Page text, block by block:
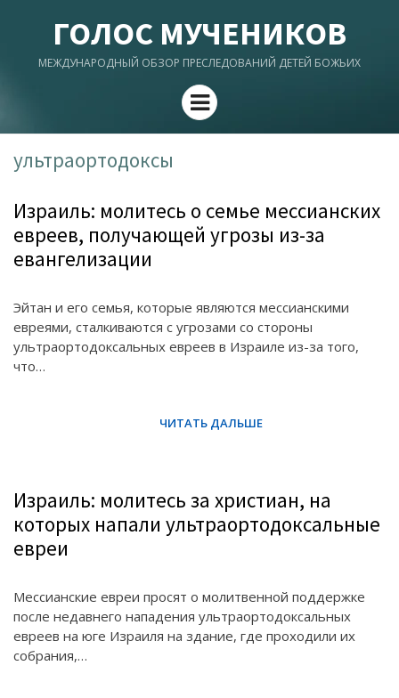
ГОЛОС МУЧЕНИКОВ
МЕЖДУНАРОДНЫЙ ОБЗОР ПРЕСЛЕДОВАНИЙ ДЕТЕЙ БОЖЬИХ
Menu
ультраортодоксы
Израиль: молитесь о семье мессианских
евреев, получающей угрозы из-за
евангелизации
Эйтан и его семья, которые являются мессианскими
евреями, сталкиваются с угрозами со стороны
ультраортодоксальных евреев в Израиле из-за того,
что…
Израиль: молитесь за христиан, на
которых напали ультраортодоксальные
евреи
Мессианские евреи просят о молитвенной поддержке
после недавнего нападения ультраортодоксальных
евреев на юге Израиля на здание, где проходили их
собрания,…